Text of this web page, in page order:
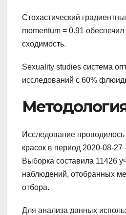
Стохастический
momentum = 0.91
сходимость.
Sexuality studies система
исследований с 60%
Исследование
красок в период 2020-08-
Выборка составила 11426
наблюдений, отобранных
отбора.
Для анализа данных